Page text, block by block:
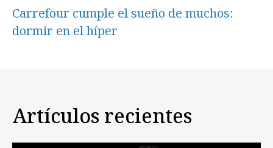
Carrefour cumple el sueño de muchos:
dormir en el híper
Artículos recientes